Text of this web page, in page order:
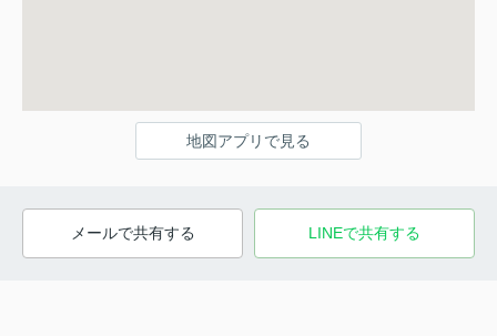
地図アプリで見る
メールで共有する LINEで共有する